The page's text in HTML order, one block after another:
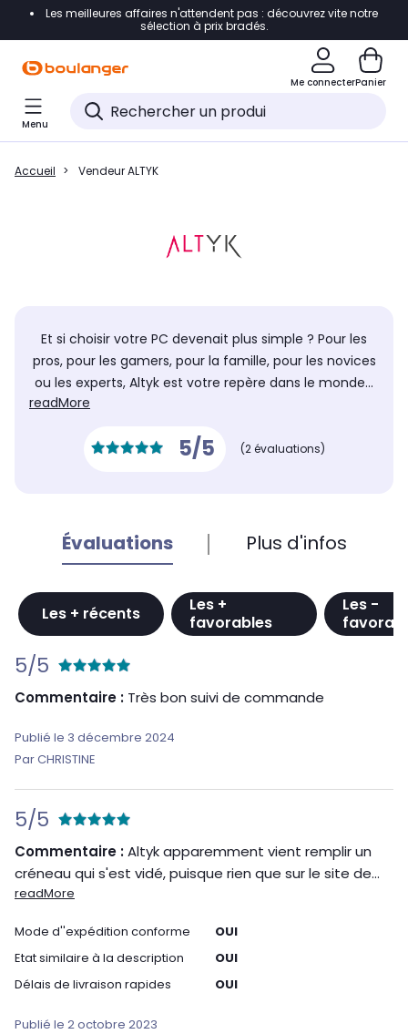
Accéder directement à la navigation
Accéder directement au pied de page
Accéder directement au chatbot
Les meilleures affaires n'attendent pas : découvrez vite notre
sélection à prix bradés.
Me connecterPanier
Menu
Accueil Vendeur ALTYK
Et si choisir votre PC devenait plus simple ? Pour les
pros, pour les gamers, pour la famille, pour les novices
ou les experts, Altyk est votre repère dans le monde...
readMore
5/5 (2 évaluations)
Évaluations Plus d'infos
Les + récents
Les +
favorables
Les -
5/5
Commentaire : Très bon suivi de commande
Publié le 3 décembre 2024
Par CHRISTINE
5/5
Commentaire :Altyk apparemment vient remplir un
créneau qui s'est vidé, puisque rien que sur le site de...
readMore
Mode d''expédition conforme
OUI
Etat similaire à la description
OUI
Délais de livraison rapides
OUI
Publié le 2 octobre 2023